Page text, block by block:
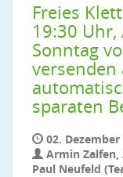
Freies
19:30
Sonntag
versenden
sparaten
02. Dezember
Armin Zalfen,
Paul Neufeld